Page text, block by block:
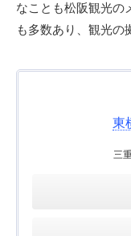
なことも松阪観光の
も多数あり、観光の
東
三